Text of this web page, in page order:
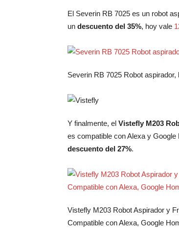
El Severin RB 7025 es un robot
un descuento del 35%, hoy vale
Severin RB 7025 Robot
Y finalmente, el Vistefly M203
es compatible con Alexa y
descuento del 27%.
Vistefly M203 Robot Aspirador y
Compatible con Alexa, Google